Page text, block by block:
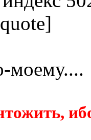
моему....